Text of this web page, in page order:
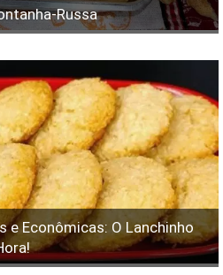
Russa
e Econômicas: O Lanchinho